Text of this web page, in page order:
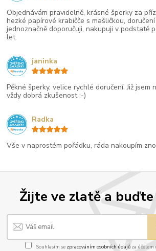
Žijte ve zlatě a buďte
Souhlasím se zpracováním osobních údajůza účelem
Objednávám pravidelně, krásné šperky za
hezké papírové krabičče s mašličkou,
jednoznačně doporučuji, nakupuji v podstatě
let.
Pěkné šperky, velice rychlé doručení. Již jsem
vždy dobrá zkušenost :-)
janinka
Vše v naprostém pořádku, ráda nakoupím
Radka